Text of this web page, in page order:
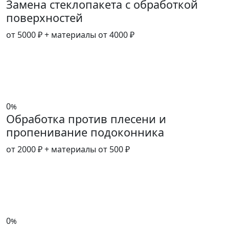
Замена стеклопакета с обработкой
поверхностей
от 5000 ₽+ материалы от 4000 ₽
0%
Обработка против плесени и
пропенивание подоконника
от 2000 ₽+ материалы от 500 ₽
0%